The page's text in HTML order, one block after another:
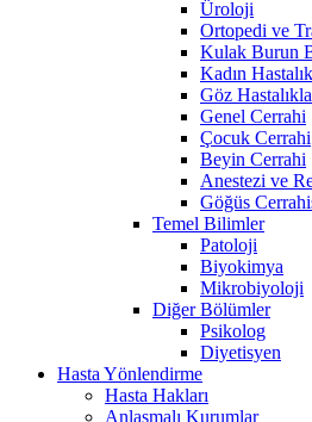
Üroloji
Ortopedi ve
Kulak Burun
Kadın
Göz
Genel Cerrahi
Çocuk Cerrahi
Beyin Cerrahi
Anestezi ve
Göğüs
Temel Bilimler
Patoloji
Biyokimya
Mikrobiyoloji
Diğer Bölümler
Psikolog
Diyetisyen
Hasta Yönlendirme
Hasta Hakları
Anlaşmalı Kurumlar